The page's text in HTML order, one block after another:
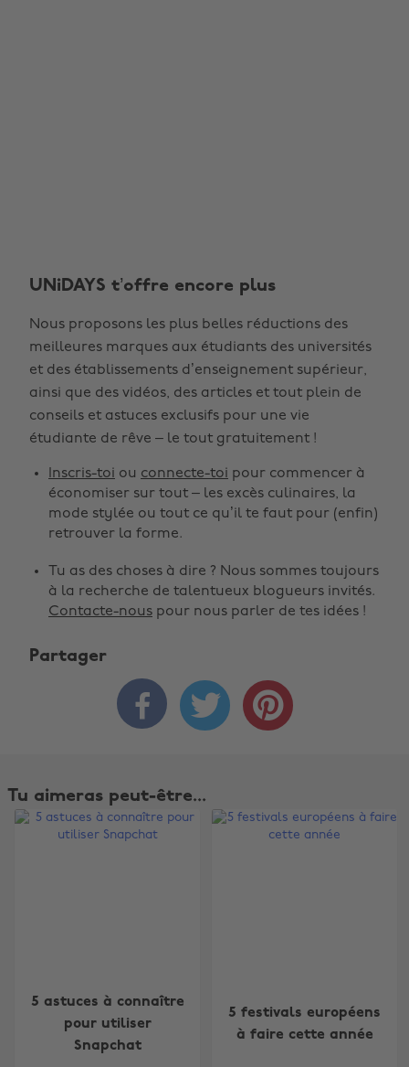
UNiDAYS t’offre encore plus
Nous proposons les plus belles réductions des
meilleures marques aux étudiants des universités
et des établissements d’enseignement supérieur,
ainsi que des vidéos, des articles et tout plein de
conseils et astuces exclusifs pour une vie
étudiante de rêve – le tout gratuitement !
Inscris-toi ou connecte-toi pour commencer à
économiser sur tout – les excès culinaires, la
mode stylée ou tout ce qu’il te faut pour (enfin)
retrouver la forme.
Tu as des choses à dire ? Nous sommes toujours
à la recherche de talentueux blogueurs invités.
Contacte-nous pour nous parler de tes idées !
Partager
  
Tu aimeras peut-être...
5 astuces à connaître
pour utiliser
Snapchat
5 festivals européens
à faire cette année